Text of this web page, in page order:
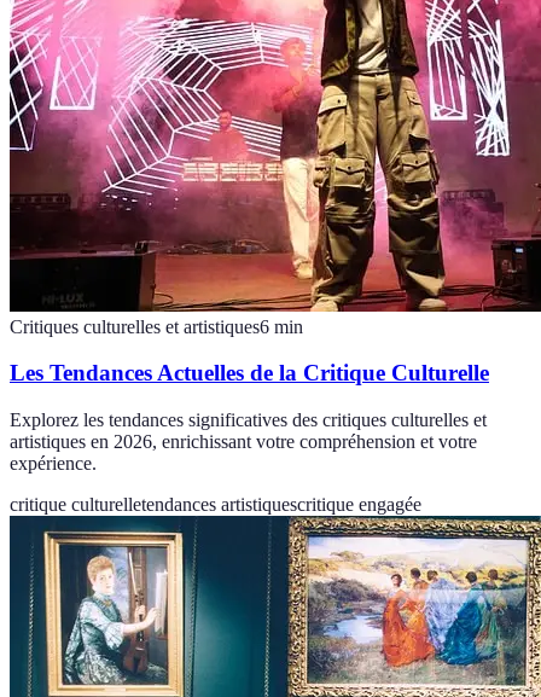
Critiques culturelles et artistiques6 min
Les Tendances Actuelles de la Critique Culturelle
Explorez les tendances significatives des critiques culturelles et
artistiques en 2026, enrichissant votre compréhension et votre
expérience.
critique culturelletendances artistiquescritique engagée